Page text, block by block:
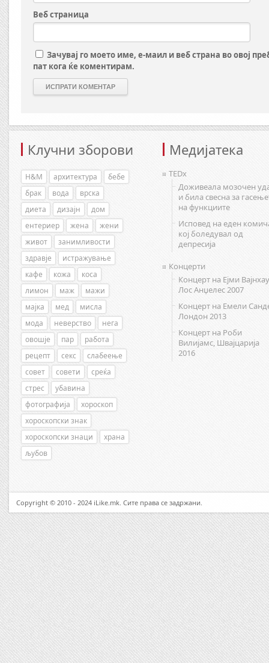
Веб страница
Зачувај го моето име, е-маил и веб страна во овој
пат кога ќе коментирам.
Клучни зборови
H&M архитектура
бебе
брак
вода
врска
диета
дизајн
дом
ентериер
жена
жени
живот
занимливости
здравје
истражување
кафе
кожа
коса
лимон
маж
мажи
мајка
мед
мисла
мода
неверство
нега
овошје
пар
работа
рецепт
секс
слабеење
совет
совети
среќа
стрес
убавина
фотографија
хороскоп
хороскопски знак
хороскопски знаци
храна
љубов
Медијатека
TEDx
Доживеала мозочен
и била свесна за
на функциите
Исповед на еден
кој боледувал од
депресија
Концерти
Концерт на Ејми
Лос Анџелес 2007
Концерт на Емели
Лондон 2013
Концерт на Роби
Вилијамс, Швајцарија
2016
Copyright © 2010 - 2024 iLike.mk. Сите права се задржани.